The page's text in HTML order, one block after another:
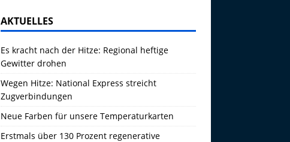
AKTUELLES
Es kracht nach der Hitze: Regional heftige
Gewitter drohen
Wegen Hitze: National Express streicht
Zugverbindungen
Neue Farben für unsere Temperaturkarten
Erstmals über 130 Prozent regenerative